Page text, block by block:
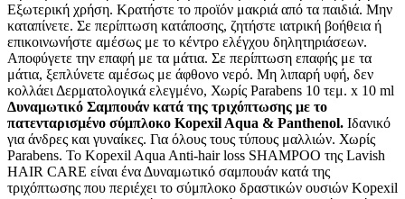
Εξωτερική χρήση. Κρατήστε το προϊόν μακριά από τα παιδιά. Μην
καταπίνετε. Σε περίπτωση κατάποσης, ζητήστε ιατρική βοήθεια ή
επικοινωνήστε αμέσως με το κέντρο ελέγχου δηλητηριάσεων.
Αποφύγετε την επαφή με τα μάτια. Σε περίπτωση επαφής με τα
μάτια, ξεπλύνετε αμέσως με άφθονο νερό. Μη λιπαρή υφή, δεν
κολλάει Δερματολογικά ελεγμένο, Χωρίς Parabens 10 τεμ. x 10 ml
Δυναμωτικό Σαμπουάν κατά της τριχόπτωσης με το
πατενταρισμένο σύμπλοκο Kopexil Aqua & Panthenol. Ιδανικό
για άνδρες και γυναίκες. Για όλους τους τύπους μαλλιών. Χωρίς
Parabens. Το Kopexil Aqua Anti-hair loss SHAMPOO της Lavish
HAIR CARE είναι ένα Δυναμωτικό σαμπουάν κατά της
τριχόπτωσης που περιέχει το σύμπλοκο δραστικών ουσιών Kopexil